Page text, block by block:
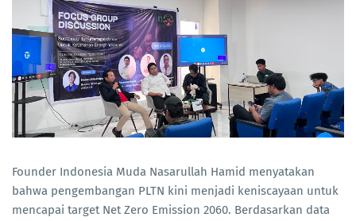
Founder Indonesia Muda Nasarullah Hamid menyatakan
bahwa pengembangan PLTN kini menjadi keniscayaan untuk
mencapai target Net Zero Emission 2060. Berdasarkan data